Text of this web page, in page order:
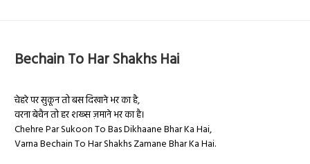
Bechain To Har Shakhs Hai
चेहरे पर सुकून तो बस दिखाने भर का है,
वरना बेचैन तो हर शख्स ज़माने भर का है।
Chehre Par Sukoon To Bas Dikhaane Bhar Ka Hai,
Varna Bechain To Har Shakhs Zamane Bhar Ka Hai.